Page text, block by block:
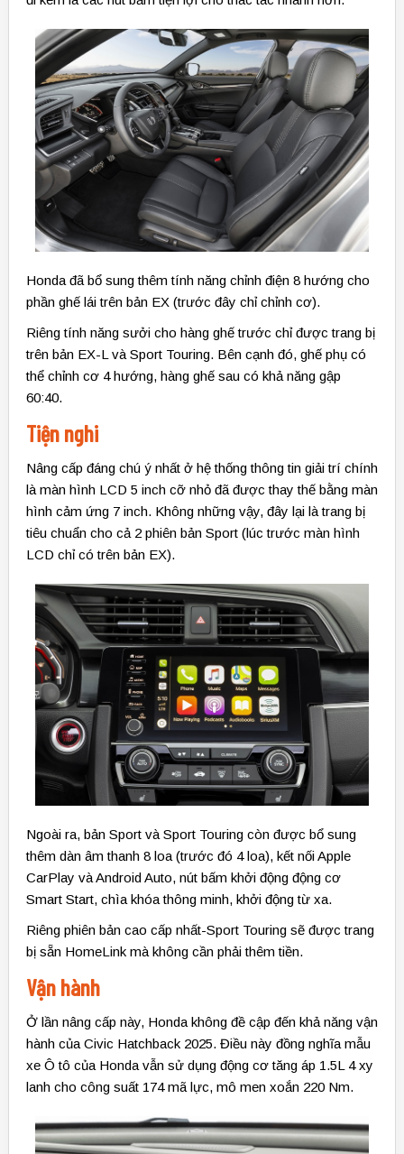
Honda đã bổ sung thêm tính năng chỉnh điện 8 hướng cho
phần ghế lái trên bản EX (trước đây chỉ chỉnh cơ).
Riêng tính năng sưởi cho hàng ghế trước chỉ được trang bị
trên bản EX-L và Sport Touring. Bên cạnh đó, ghế phụ có
thể chỉnh cơ 4 hướng, hàng ghế sau có khả năng gập
60:40.
Tiện nghi
Nâng cấp đáng chú ý nhất ở hệ thống thông tin giải trí chính
là màn hình LCD 5 inch cỡ nhỏ đã được thay thế bằng màn
hình cảm ứng 7 inch. Không những vậy, đây lại là trang bị
tiêu chuẩn cho cả 2 phiên bản Sport (lúc trước màn hình
LCD chỉ có trên bản EX).
Ngoài ra, bản Sport và Sport Touring còn được bổ sung
thêm dàn âm thanh 8 loa (trước đó 4 loa), kết nối Apple
CarPlay và Android Auto, nút bấm khởi động động cơ
Smart Start, chìa khóa thông minh, khởi động từ xa.
Riêng phiên bản cao cấp nhất-Sport Touring sẽ được trang
bị sẵn HomeLink mà không cần phải thêm tiền.
Vận hành
Ở lần nâng cấp này, Honda không đề cập đến khả năng vận
hành của Civic Hatchback 2025. Điều này đồng nghĩa mẫu
xe Ô tô của Honda vẫn sử dụng động cơ tăng áp 1.5L 4 xy
lanh cho công suất 174 mã lực, mô men xoắn 220 Nm.